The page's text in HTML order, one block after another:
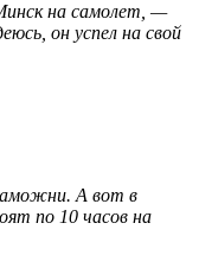
на самолет, —
он успел на свой
А вот в
по 10 часов на